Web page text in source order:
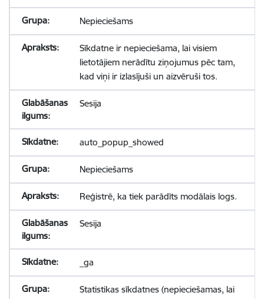
Nepieciešams
Sīkdatne ir nepieciešama, lai visiem
lietotājiem nerādītu ziņojumus pēc tam,
kad viņi ir izlasījuši un aizvēruši tos.
Sesija
auto_popup_showed
Nepieciešams
Reģistrē, ka tiek parādīts modālais logs.
Sesija
_ga
Statistikas sīkdatnes (nepieciešamas, lai